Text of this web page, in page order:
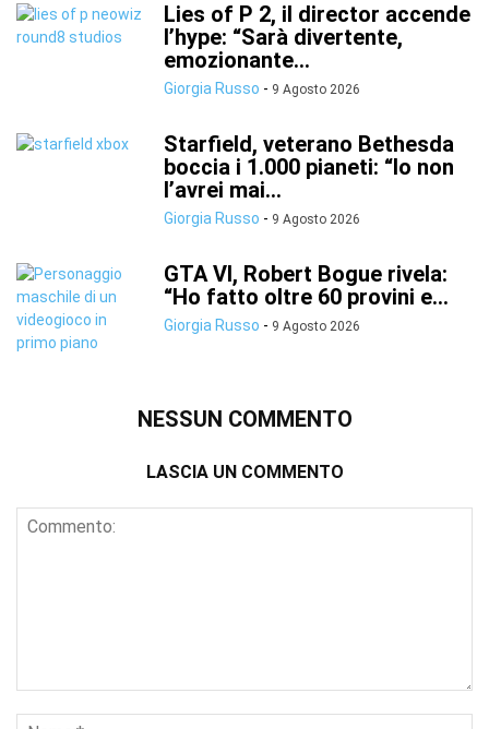
Lies of P 2, il director accende
l’hype: “Sarà divertente,
emozionante...
Giorgia Russo - 9 Agosto 2026
Starfield, veterano Bethesda
boccia i 1.000 pianeti: “Io non
l’avrei mai...
Giorgia Russo - 9 Agosto 2026
GTA VI, Robert Bogue rivela:
“Ho fatto oltre 60 provini e...
Giorgia Russo - 9 Agosto 2026
NESSUN COMMENTO
LASCIA UN COMMENTO